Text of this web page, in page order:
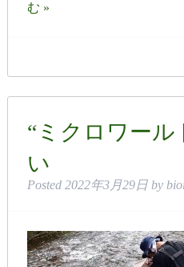
む »
“ミクロワール
い
Posted 2022年3月29日 by